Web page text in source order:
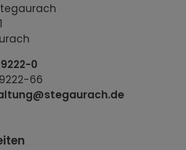
0
66